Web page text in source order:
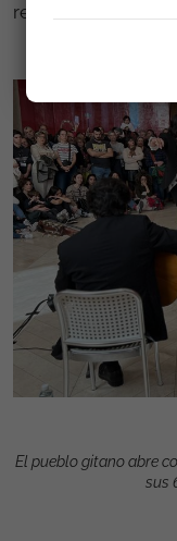
relevante año 2025.
El pueblo gitano abre
sus